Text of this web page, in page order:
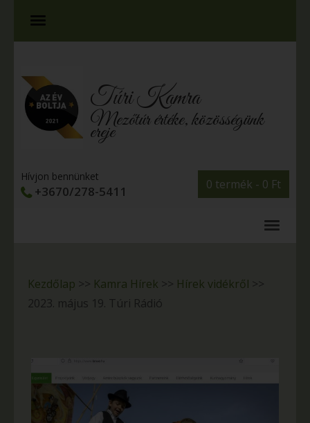
Túri Kamra
Mezőtúr értéke, közösségünk
ereje
0 termék - 0 Ft
Hívjon bennünket
+3670/278-5411
Kezdőlap >> Kamra Hírek >> Hírek vidékről >>
2023. május 19. Túri Rádió